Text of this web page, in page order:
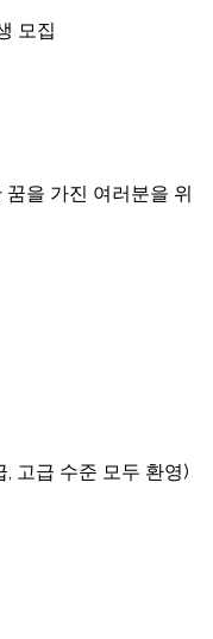
모집
을 가진 여러분을 위
고급 수준 모두 환영)